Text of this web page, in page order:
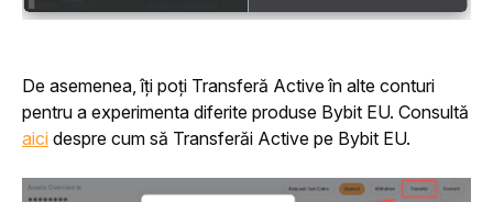
De asemenea, îți poți Transferă Active în alte conturi
aici despre cum să Transferăi Active pe Bybit EU.